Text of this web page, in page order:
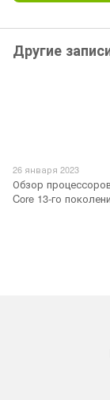
Другие
26 января 2023
Обзор
Core 13-го